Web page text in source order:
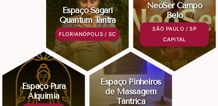
Espaço Sagari
Quantum Tantra
FLORIANÓPOLIS / SC
NeoSer Campo
Belo
SÃO PAULO / SP
CAPITAL
Espaço Pura
Alquimia
Espaço Pinheiros
de Massagem
Tântrica